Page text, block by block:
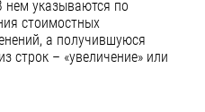
нем указываются по
стоимостных
а получившуюся
строк – «увеличение» или